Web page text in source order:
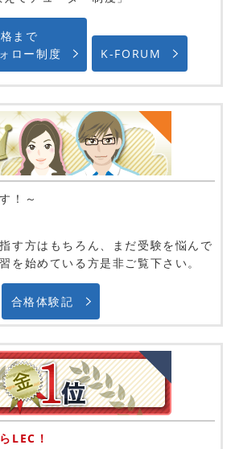
まで
ロー制度
K-FORUM
！～
す方はもちろん、まだ受験を悩んで
を始めている方是非ご覧下さい。
合格体験記
LEC！